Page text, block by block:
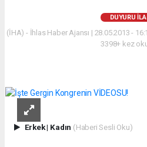
DUYURU
(İHA) - İhlas Haber Ajansı | 28.05.2013 -
3398+ kez
Erkek| Kadın (Haberi Sesli Oku)